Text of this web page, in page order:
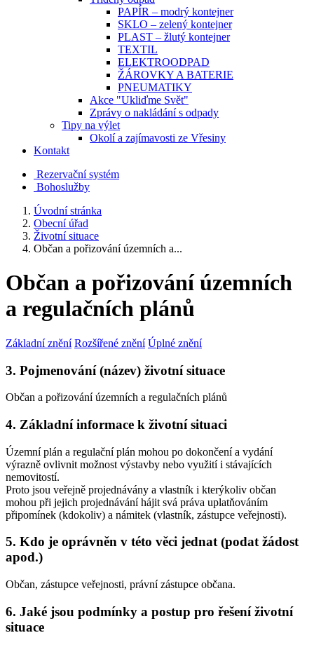
PAPÍR – modrý kontejner
SKLO – zelený kontejner
PLAST – žlutý kontejner
TEXTIL
ELEKTROODPAD
ŽÁROVKY A BATERIE
PNEUMATIKY
Akce "Ukliďme Svět"
Zprávy o nakládání s odpady
Tipy na výlet
Okolí a zajímavosti ze Vřesiny
Kontakt
Rezervační systém
Bohoslužby
Úvodní stránka
Obecní úřad
Životní situace
Občan a pořizování územních a...
Občan a pořizování územních
a regulačních plánů
Základní znění Rozšířené znění Úplné znění
3. Pojmenování (název) životní situace
Občan a pořizování územních a regulačních plánů
4. Základní informace k životní situaci
Územní plán a regulační plán mohou po dokončení a vydání
výrazně ovlivnit možnost výstavby nebo využití i stávajících
nemovitostí.
Proto jsou veřejně projednávány a vlastník i kterýkoliv občan
mohou při jejich projednávání hájit svá práva uplatňováním
připomínek (kdokoliv) a námitek (vlastník, zástupce veřejnosti).
5. Kdo je oprávněn v této věci jednat (podat žádost
apod.)
Občan, zástupce veřejnosti, právní zástupce občana.
6. Jaké jsou podmínky a postup pro řešení životní
situace